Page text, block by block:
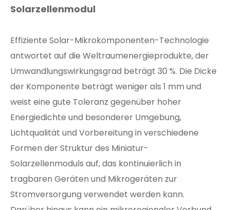
Solarzellenmodul
Effiziente Solar-Mikrokomponenten-Technologie
antwortet auf die Weltraumenergieprodukte, der
Umwandlungswirkungsgrad beträgt 30 %. Die Dicke
der Komponente beträgt weniger als 1 mm und
weist eine gute Toleranz gegenüber hoher
Energiedichte und besonderer Umgebung,
Lichtqualität und Vorbereitung in verschiedene
Formen der Struktur des Miniatur-
Solarzellenmoduls auf, das kontinuierlich in
tragbaren Geräten und Mikrogeräten zur
Stromversorgung verwendet werden kann.